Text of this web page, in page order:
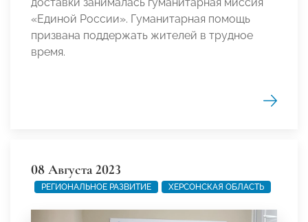
«Единой России». Гуманитарная помощь
призвана поддержать жителей в трудное
время.
08 Августа 2023
РЕГИОНАЛЬНОЕ РАЗВИТИЕ ХЕРСОНСКАЯ ОБЛАСТЬ